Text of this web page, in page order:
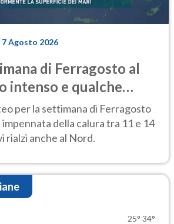
7 Agosto 2026
di Ferragosto al
intenso e qualche
per la settimana di Ferragosto
della calura tra 11 e 14
rialzi anche al Nord.
25° 34°